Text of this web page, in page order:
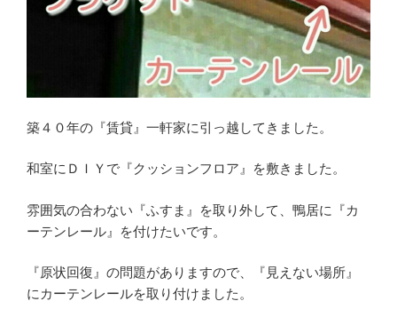
ゃ
に
Ｄ
Ｙ”
の
築４０年の『賃貸』一軒家に引っ越してきました。
和室にＤＩＹで『クッションフロア』を敷きました。
雰囲気の合わない『ふすま』を取り外して、鴨居に『カ
ーテンレール』を付けたいです。
『原状回復』の問題がありますので、『見えない場所』
にカーテンレールを取り付けました。